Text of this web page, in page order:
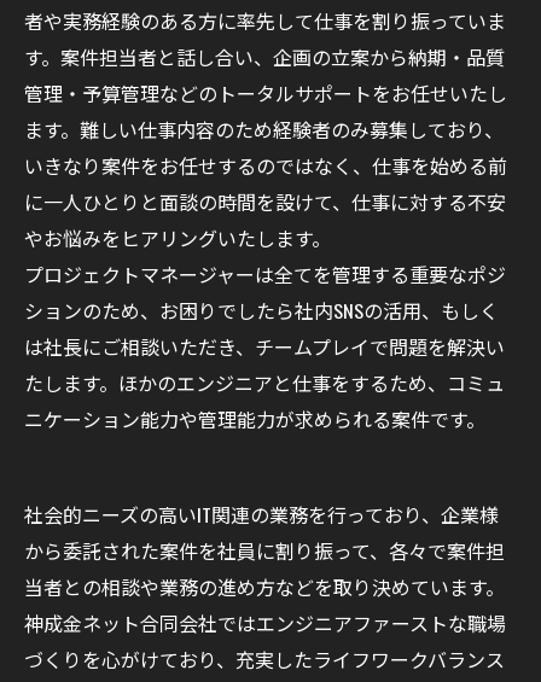
者や実務経験のある方に率先して仕事を割り振っていま
す。案件担当者と話し合い、企画の立案から納期・品質
管理・予算管理などのトータルサポートをお任せいたし
ます。難しい仕事内容のため経験者のみ募集しており、
いきなり案件をお任せするのではなく、仕事を始める前
に一人ひとりと面談の時間を設けて、仕事に対する不安
やお悩みをヒアリングいたします。
プロジェクトマネージャーは全てを管理する重要なポジ
ションのため、お困りでしたら社内SNSの活用、もしく
は社長にご相談いただき、チームプレイで問題を解決い
たします。ほかのエンジニアと仕事をするため、コミュ
ニケーション能力や管理能力が求められる案件です。
社会的ニーズの高いIT関連の業務を行っており、企業様
から委託された案件を社員に割り振って、各々で案件担
当者との相談や業務の進め方などを取り決めています。
神成金ネット合同会社ではエンジニアファーストな職場
づくりを心がけており、充実したライフワークバランス